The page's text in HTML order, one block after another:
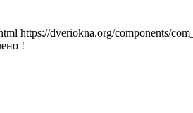
https://dveriokna.org/components/
!